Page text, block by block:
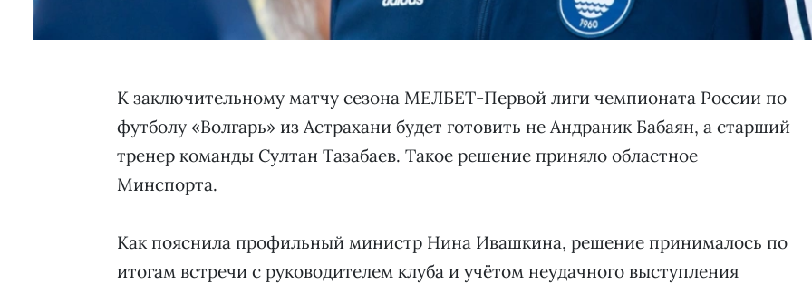
К заключительному матчу сезона МЕЛБЕТ-Первой лиги чемпионата России по
футболу «Волгарь» из Астрахани будет готовить не Андраник Бабаян, а старший
тренер команды Султан Тазабаев. Такое решение приняло областное
Минспорта.
Как пояснила профильный министр Нина Ивашкина, решение принималось по
итогам встречи с руководителем клуба и учётом неудачного выступления